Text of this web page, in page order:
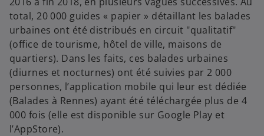
total, 20 000 guides « papier » détaillant les balades
urbaines ont été distribués en circuit "qualitatif"
(office de tourisme, hôtel de ville, maisons de
quartiers). Dans les faits, ces balades urbaines
(diurnes et nocturnes) ont été suivies par 2 000
personnes, l’application mobile qui leur est dédiée
(Balades à Rennes) ayant été téléchargée plus de 4
000 fois (elle est disponible sur Google Play et
l’AppStore).